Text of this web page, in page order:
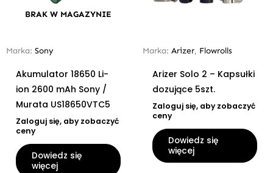
BRAK W MAGAZYNIE
Marka: Sony
Akumulator 18650 Li-
ion 2600 mAh Sony /
Murata US18650VTC5
Zaloguj się, aby zobaczyć
ceny
Dowiedz się
więcej
Marka: Arizer, Flowrolls
Arizer Solo 2 – Kapsułki
dozujące 5szt.
Zaloguj się, aby zobaczyć
ceny
Dowiedz się
więcej